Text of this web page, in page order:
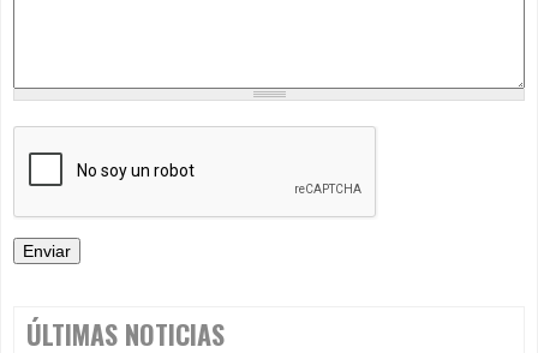
ÚLTIMAS NOTICIAS